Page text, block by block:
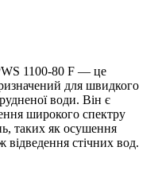
1100-80 F — це
для швидкого
води. Він є
широкого спектру
таких як осушення
відведення стічних вод.